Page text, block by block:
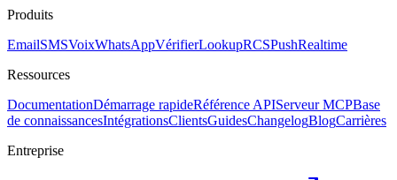
Produits
EmailSMSVoixWhatsAppVérifierLookupRCSPushRealtime
Ressources
DocumentationDémarrage rapideRéférence APIServeur MCPBase
de connaissancesIntégrationsClientsGuidesChangelogBlogCarrières
Entreprise